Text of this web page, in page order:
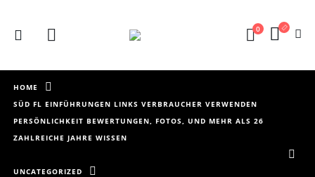
0
HOME
SÜD FL EINFÜHRUNGEN LINKS VERBRAUCHER VERWENDEN
PERSÖNLICHKEIT BEWERTUNGEN, FOTOS, UND MEHR ALS 26
ZAHLREICHE JAHRE WISSEN
UNCATEGORIZED